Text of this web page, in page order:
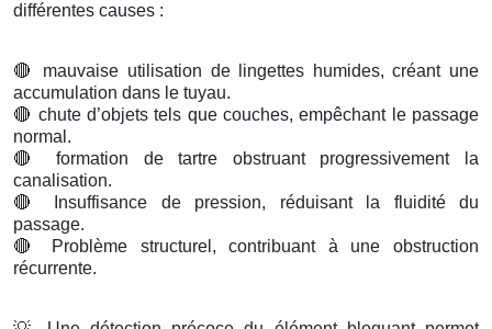
différentes causes :
🔴
mauvaise utilisation de lingettes humides, créant une
accumulation dans le tuyau.
🔴 chute d’objets tels que couches, empêchant le passage
normal.
🔴
formation de tartre obstruant progressivement la
canalisation.
🔴
Insuffisance de pression, réduisant la fluidité du
passage.
🔴
Problème structurel, contribuant à une obstruction
récurrente.